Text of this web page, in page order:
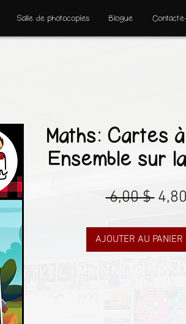
Salle de photocopies Blogue
Maths: Cartes
Ensemble sur
6,00 $ Prix
AJOUTER AU PANIER